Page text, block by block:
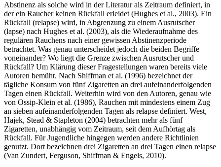
Abstinenz als solche wird in der Literatur als Zeitraum definiert, in
der ein Raucher keinen Rückfall erleidet (Hughes et al., 2003). Ein
Rückfall (relapse) wird, in Abgrenzung zu einem Ausrutscher
(lapse) nach Hughes et al. (2003), als die Wiederaufnahme des
regulären Rauchens nach einer gewissen Abstinenzperiode
betrachtet. Was genau unterscheidet jedoch die beiden Begriffe
voneinander? Wo liegt die Grenze zwischen Ausrutscher und
Rückfall? Um Klärung dieser Fragestellungen waren bereits viele
Autoren bemüht. Nach Shiffman et al. (1996) bezeichnet der
tägliche Konsum von fünf Zigaretten an drei aufeinanderfolgenden
Tagen einen Rückfall. Weiterhin wird von den Autoren, genau wie
von Ossip-Klein et al. (1986), Rauchen mit mindestens einem Zug
an sieben aufeinanderfolgenden Tagen als relapse definiert. West,
Hajek, Stead & Stapleton (2004) betrachten mehr als fünf
Zigaretten, unabhängig vom Zeitraum, seit dem Aufhörtag als
Rückfall. Für Jugendliche hingegen werden andere Richtlinien
genutzt. Dort bezeichnen drei Zigaretten an drei Tagen einen relapse
(Van Zundert, Ferguson, Shiffman & Engels, 2010).